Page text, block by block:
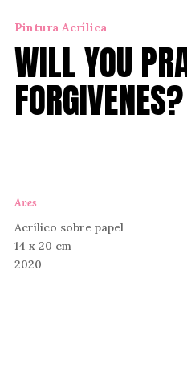
Pintura Acrílica
WILL YOU
FORGIVENES?
Aves
Acrílico sobre papel
14 x 20 cm
2020